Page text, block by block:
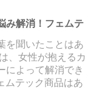
み解消！フェムテ
を聞いたことはあ
、女性が抱えるカ
によって解消でき
ムテック商品はあ